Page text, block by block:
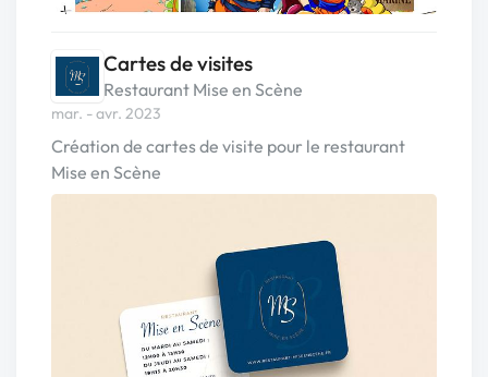
Cartes de visites
Restaurant Mise en Scène
mar. - avr. 2023
Création de cartes de visite pour le restaurant
Mise en Scène